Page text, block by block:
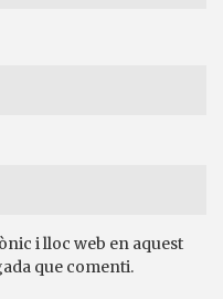
i lloc web en aquest
que comenti.